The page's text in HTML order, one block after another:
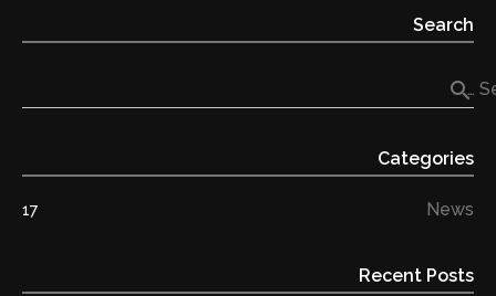
模が3兆円を突破する見込みです。その中で、クールジ
国からゲームのビジュアル需要も年々増加しています。
部のクリエイターに限っています。 JCCD Studioは日本
イン事業とするコンテンツ商社です。今回、CSRの一環
観・価値観を海外に発信できるよう、「JCCD 世界絵師
Search
search
Categories
News
17
Recent Posts